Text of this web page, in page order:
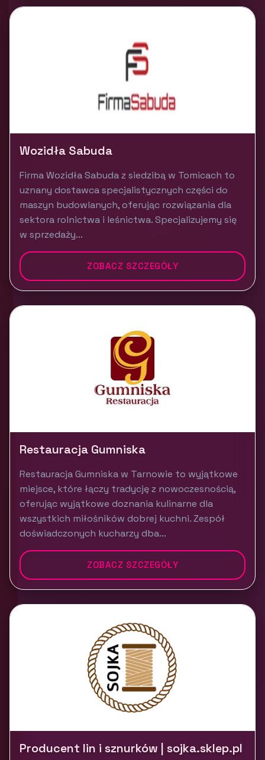
Wozidła Sabuda
Firma Wozidła Sabuda z siedzibą w Tomicach to
uznany dostawca specjalistycznych części do
maszyn budowlanych, oferując rozwiązania dla
sektora rolnictwa i leśnictwa. Specjalizujemy się
w sprzedaży...
ZOBACZ SZCZEGÓŁY
Restauracja Gumniska
Restauracja Gumniska w Tarnowie to wyjątkowe
miejsce, które łączy tradycję z nowoczesnością,
oferując wyjątkowe doznania kulinarne dla
wszystkich miłośników dobrej kuchni. Zespół
doświadczonych kucharzy dba...
ZOBACZ SZCZEGÓŁY
Producent lin i sznurków | sojka.sklep.pl